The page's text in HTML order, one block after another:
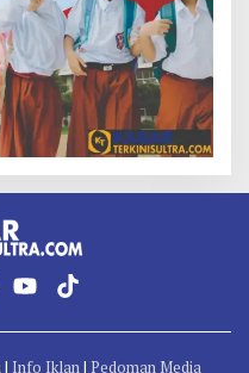
| Info Iklan| Pedoman Media